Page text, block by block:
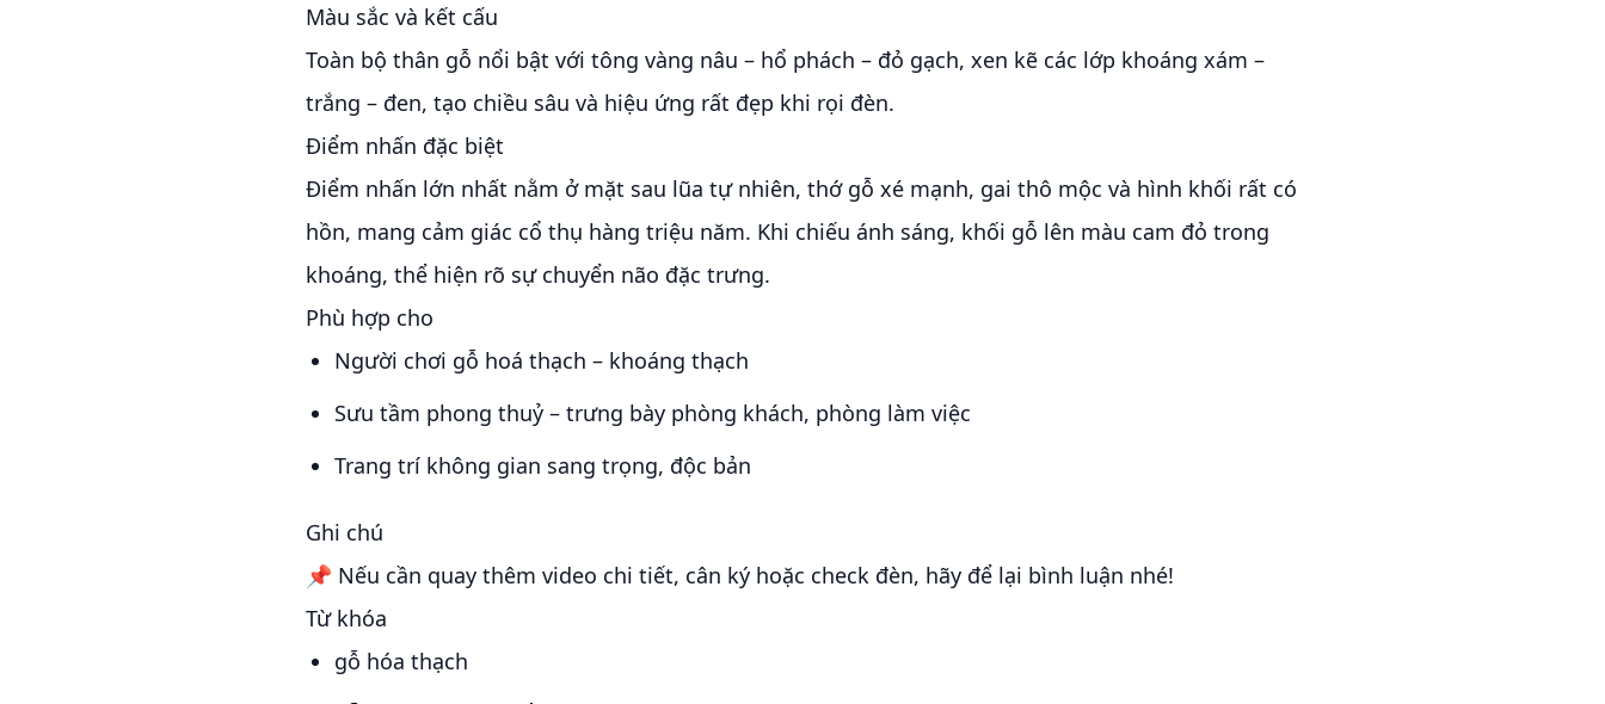
Màu sắc và kết cấu
Toàn bộ thân gỗ nổi bật với tông vàng nâu – hổ phách – đỏ gạch, xen kẽ các lớp khoáng xám –
trắng – đen, tạo chiều sâu và hiệu ứng rất đẹp khi rọi đèn.
Điểm nhấn đặc biệt
Điểm nhấn lớn nhất nằm ở mặt sau lũa tự nhiên, thớ gỗ xé mạnh, gai thô mộc và hình khối rất có
hồn, mang cảm giác cổ thụ hàng triệu năm. Khi chiếu ánh sáng, khối gỗ lên màu cam đỏ trong
khoáng, thể hiện rõ sự chuyển não đặc trưng.
Phù hợp cho
Người chơi gỗ hoá thạch – khoáng thạch
Sưu tầm phong thuỷ – trưng bày phòng khách, phòng làm việc
Trang trí không gian sang trọng, độc bản
Ghi chú
📌 Nếu cần quay thêm video chi tiết, cân ký hoặc check đèn, hãy để lại bình luận nhé!
Từ khóa
gỗ hóa thạch